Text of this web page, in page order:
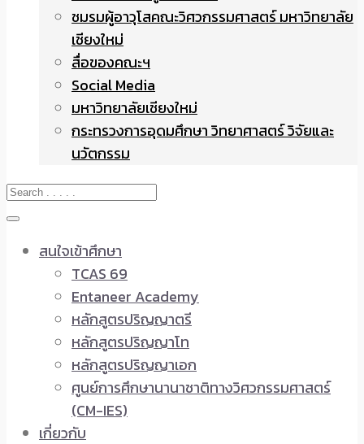
ชมรมผู้อาวุโสคณะวิศวกรรมศาสตร์ มหาวิทยาลัย
เชียงใหม่
สื่อของคณะฯ
Social Media
มหาวิทยาลัยเชียงใหม่
กระทรวงการอุดมศึกษา วิทยาศาสตร์ วิจัยและ
นวัตกรรม
สนใจเข้าศึกษา
TCAS 69
Entaneer Academy
หลักสูตรปริญญาตรี
หลักสูตรปริญญาโท
หลักสูตรปริญญาเอก
ศูนย์การศึกษานานาชาติทางวิศวกรรมศาสตร์
(CM-IES)
เกี่ยวกับ